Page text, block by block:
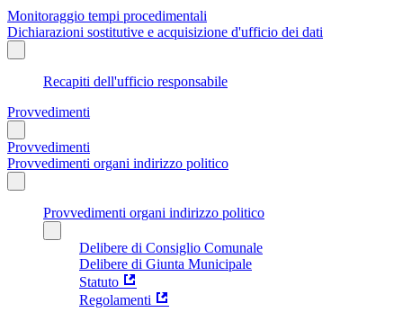
Monitoraggio tempi procedimentali
Dichiarazioni sostitutive e acquisizione d'ufficio dei dati
Recapiti dell'ufficio responsabile
Provvedimenti
Provvedimenti
Provvedimenti organi indirizzo politico
Provvedimenti organi indirizzo politico
Delibere di Consiglio Comunale
Delibere di Giunta Municipale
Statuto
Regolamenti